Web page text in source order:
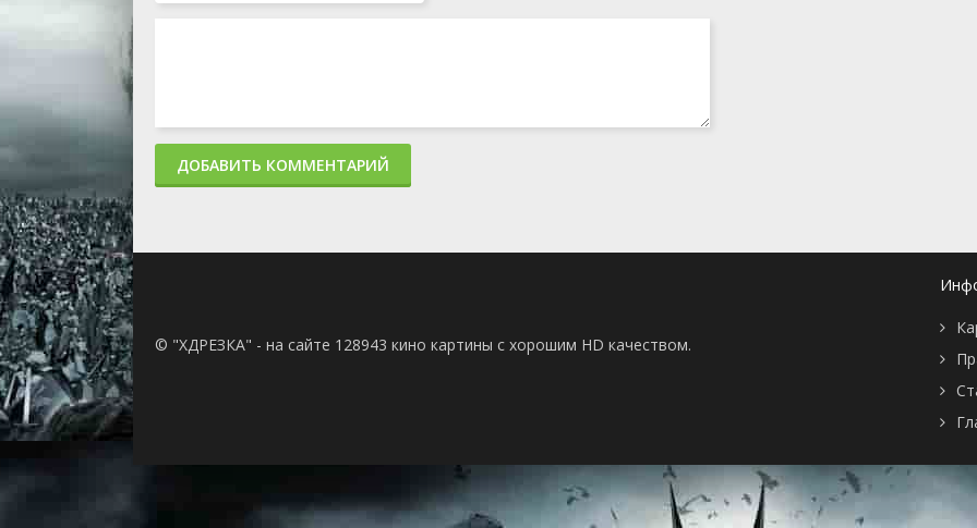
ДОБАВИТЬ КОММЕНТАРИЙ
© "ХДРЕЗКА" - на сайте 128943 кино картины с хорошим HD качеством.